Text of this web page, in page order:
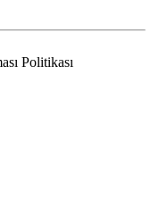
Politikası